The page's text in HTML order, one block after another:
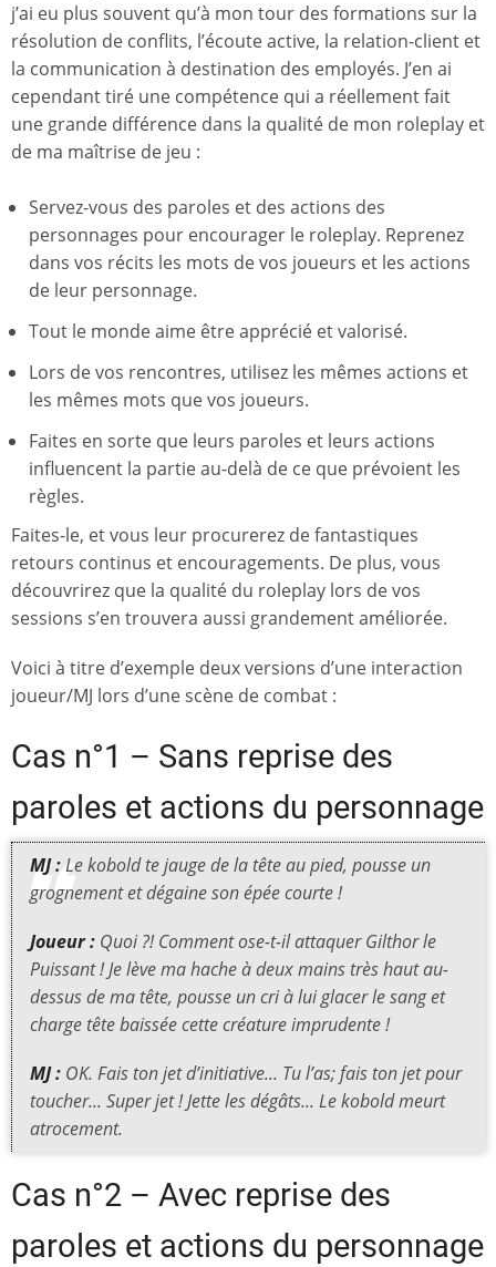
j’ai eu plus souvent qu’à mon tour des formations sur la
résolution de conflits, l’écoute active, la relation-client et
la communication à destination des employés. J’en ai
cependant tiré une compétence qui a réellement fait
une grande différence dans la qualité de mon roleplay et
de ma maîtrise de jeu :
Servez-vous des paroles et des actions des
personnages pour encourager le roleplay. Reprenez
dans vos récits les mots de vos joueurs et les actions
de leur personnage.
Tout le monde aime être apprécié et valorisé.
Lors de vos rencontres, utilisez les mêmes actions et
les mêmes mots que vos joueurs.
Faites en sorte que leurs paroles et leurs actions
influencent la partie au-delà de ce que prévoient les
règles.
Faites-le, et vous leur procurerez de fantastiques
retours continus et encouragements. De plus, vous
découvrirez que la qualité du roleplay lors de vos
sessions s’en trouvera aussi grandement améliorée.
Voici à titre d’exemple deux versions d’une interaction
joueur/MJ lors d’une scène de combat :
Cas n°1 – Sans reprise des
paroles et actions du personnage
MJ :Le kobold te jauge de la tête au pied, pousse un
grognement et dégaine son épée courte !
Joueur : Quoi ?! Comment ose-t-il attaquer Gilthor le
Puissant ! Je lève ma hache à deux mains très haut au-
dessus de ma tête, pousse un cri à lui glacer le sang et
charge tête baissée cette créature imprudente !
MJ : OK. Fais ton jet d’initiative... Tu l’as; fais ton jet pour
toucher... Super jet ! Jette les dégâts... Le kobold meurt
atrocement.
Cas n°2 – Avec reprise des
paroles et actions du personnage